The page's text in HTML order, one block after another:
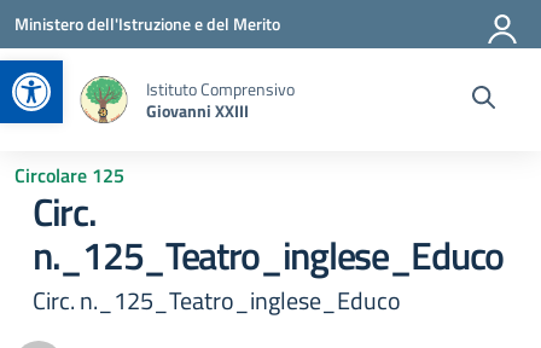
Apri la barra degli strumenti
Vai ai contenuti
Vai al menu di navigazione
Vai al footer
Ministero dell'Istruzione e del Merito
Istituto Comprensivo
Giovanni XXIII
Circolare 125
Circ.
n._125_Teatro_inglese_Educo
Circ. n._125_Teatro_inglese_Educo